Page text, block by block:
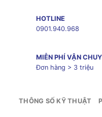
HOTLINE
0901.940.968
MIỄN PHÍ VẬN
Đơn hàng > 3 triệu
THÔNG SỐ KỸ THUẬT